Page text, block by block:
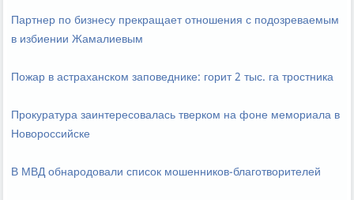
Партнер по бизнесу прекращает отношения с подозреваемым
в избиении Жамалиевым
Пожар в астраханском заповеднике: горит 2 тыс. га тростника
Прокуратура заинтересовалась тверком на фоне мемориала в
Новороссийске
В МВД обнародовали список мошенников-благотворителей